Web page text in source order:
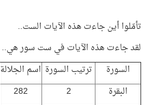
تأمّلوا أين جاءت هذه الآيات الست..
لقد جاءت هذه الآيات في ست سور هي..
السورة
ترتيب السورة اسم الجلالة
البقرة
2
282